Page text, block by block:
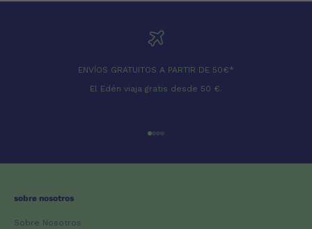
ENVÍOS GRATUITOS A PARTIR DE 50€*
El Edén viaja gratis desde 50 €.
Ir al artículo 1
Ir al artículo 2
Ir al artículo 3
Ir al artículo 4
sobre nosotros
Sobre Nosotros